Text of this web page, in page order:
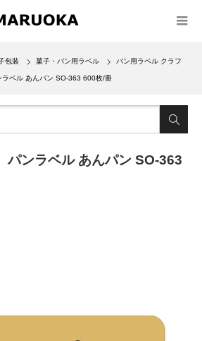
包装 菓子・パン用ラベル パン用ラベル クラフ
ラベル あんパン SO-363 600枚/冊
パンラベル あんパン SO-363